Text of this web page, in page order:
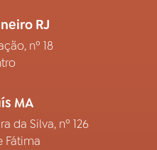
RJ
nº 18
MA
da Silva, nº 126
Fátima